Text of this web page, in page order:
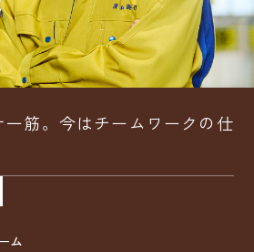
筋。今はチームワークの仕
ム